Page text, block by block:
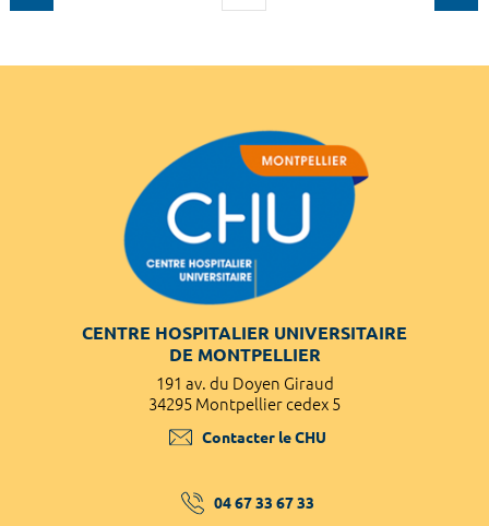
CENTRE HOSPITALIER UNIVERSITAIRE
DE MONTPELLIER
191 av. du Doyen Giraud
34295 Montpellier cedex 5
Contacter le CHU
04 67 33 67 33